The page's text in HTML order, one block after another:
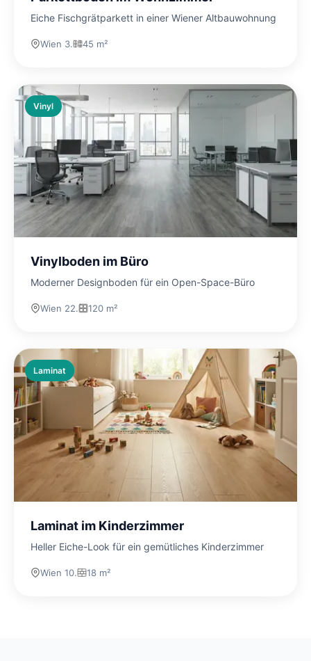
Eiche Fischgrätparkett in einer Wiener Altbauwohnung
Wien 3. 45 m²
Vinyl
Vinylboden im Büro
Moderner Designboden für ein Open-Space-Büro
Wien 22. 120 m²
Laminat
Laminat im Kinderzimmer
Heller Eiche-Look für ein gemütliches Kinderzimmer
Wien 10. 18 m²